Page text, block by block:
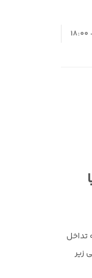
تداخل
زیر